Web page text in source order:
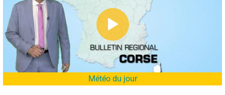
Météo du jour